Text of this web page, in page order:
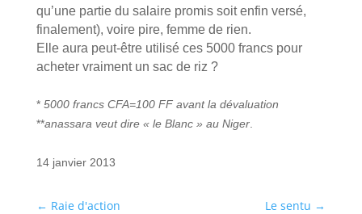
qu’une partie du salaire promis soit enfin versé,
finalement), voire pire, femme de rien.
Elle aura peut-être utilisé ces 5000 francs pour
acheter vraiment un sac de riz ?
* 5000 francs CFA=100 FF avant la dévaluation
**anassara veut dire « le Blanc » au Niger.
14 janvier 2013
← Raie d'action Le sentu →